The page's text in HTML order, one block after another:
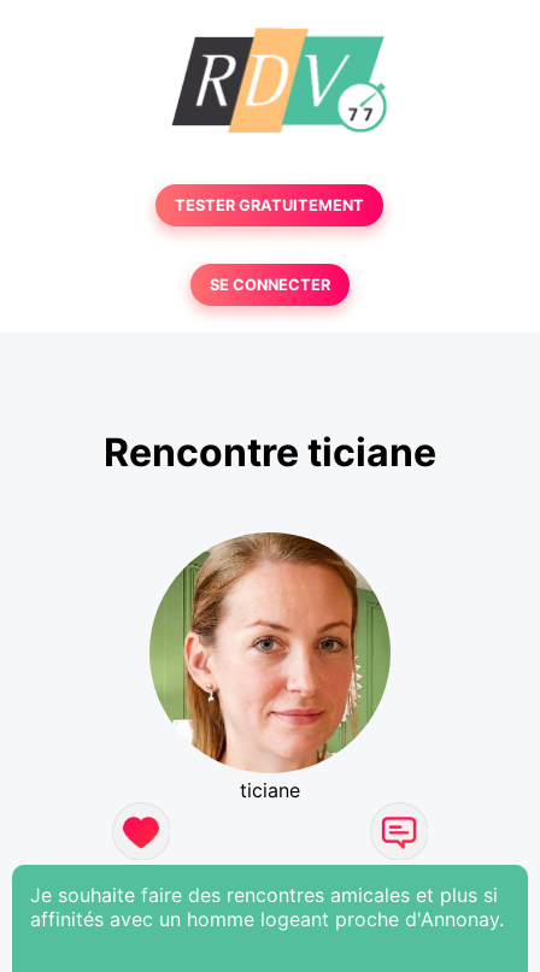
TESTER GRATUITEMENT
SE CONNECTER
Rencontre ticiane
ticiane
Je souhaite faire des rencontres amicales et plus si
affinités avec un homme logeant proche d'Annonay.